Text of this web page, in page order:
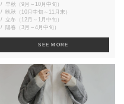
早秋（9月～10月中旬）
晩秋（10月中旬～11月末）
立冬（12月～1月中旬）
陽春（3月～4月中旬）
SEE MORE